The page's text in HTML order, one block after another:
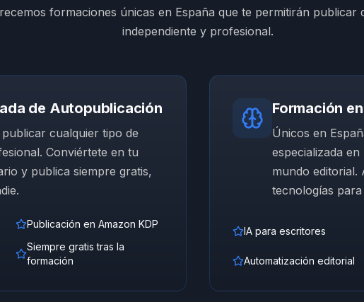
formaciones únicas en España que te permitirán publicar
independiente y profesional.
de Autopublicación
cualquier tipo de
Conviértete en tu
y publica siempre gratis,
Publicación en Amazon KDP
Siempre gratis tras la
formación
Formación
Únicos en
especializada
mundo editorial.
tecnologías
IA para escritores
Automatización editorial